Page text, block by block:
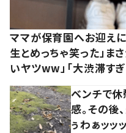
ママが保育園へお迎え
生とめっちゃ笑った」ま
いヤツww」「大渋滞すぎ
ベンチで
感。その後
ぅわぁッッ